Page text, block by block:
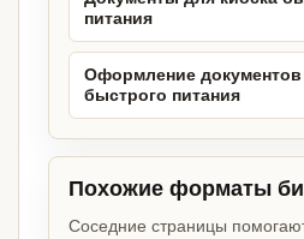
питания
Оформление документов
быстрого питания
Похожие форматы
Соседние страницы